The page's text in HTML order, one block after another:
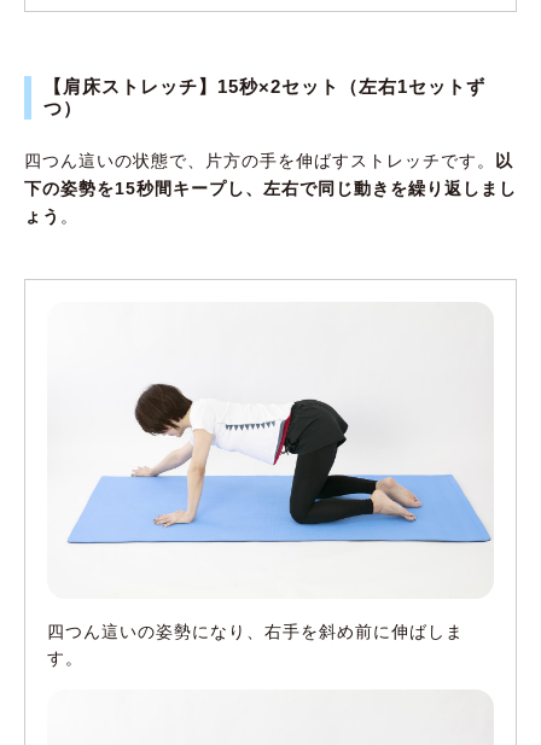
【肩床ストレッチ】15秒×2セット（左右1セットず
つ）
四つん這いの状態で、片方の手を伸ばすストレッチです。
以
下の姿勢を15秒間キープし、左右で同じ動きを繰り返しまし
ょう 。
四つん這いの姿勢になり、右手を斜め前に伸ばしま
す。